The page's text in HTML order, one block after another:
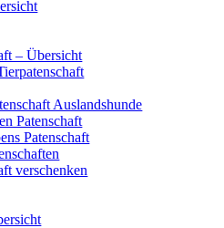
– Übersicht
Auslandshunde
Patenschaft
Patenschaft
verschenken